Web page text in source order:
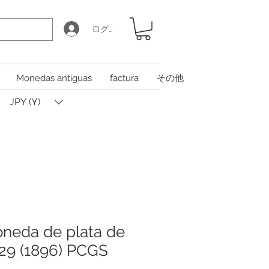
ログイン
Monedas antiguas factura その他
JPY (¥)
de plata de
(1896) PCGS